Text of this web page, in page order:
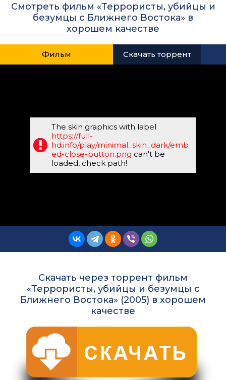
Смотреть фильм «Террористы, убийцы и
безумцы с Ближнего Востока» в
хорошем качестве
Фильм Скачать торрент
The skin graphics with label
https://full-
hd.info/play/minimal_skin_dark/emb
ed-close-button.png can't be
loaded, check path!
Скачать через торрент фильм
«Террористы, убийцы и безумцы с
Ближнего Востока» (2005) в хорошем
качестве